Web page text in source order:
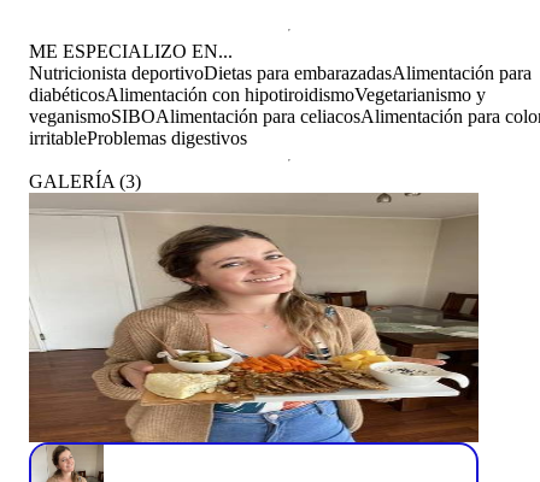
ME ESPECIALIZO EN...
Nutricionista deportivoDietas para embarazadasAlimentación para
diabéticosAlimentación con hipotiroidismoVegetarianismo y
veganismoSIBOAlimentación para celiacosAlimentación para
irritableProblemas digestivos
GALERÍA (3)